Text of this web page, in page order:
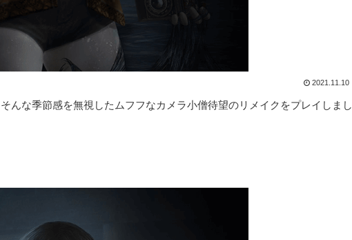
2021.11.10
んな季節感を無視したムフフなカメラ小僧待望のリメイクをプレイしまし